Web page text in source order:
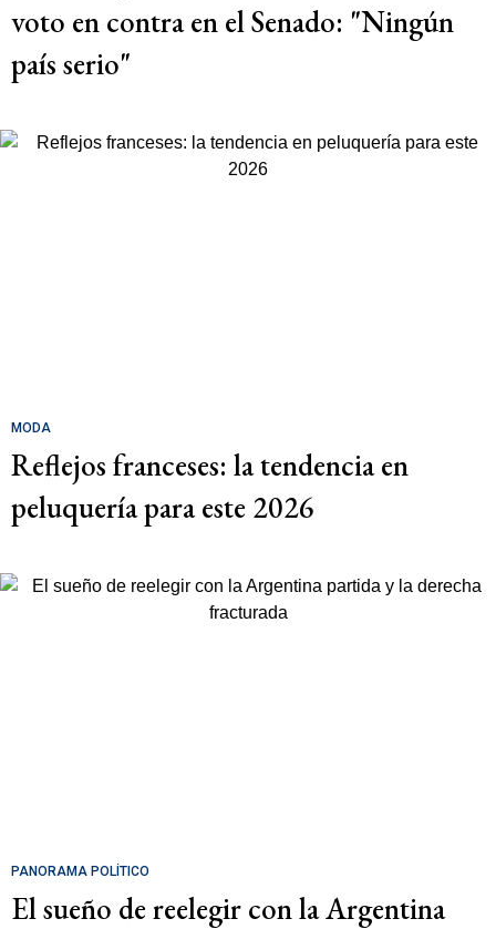
voto en contra en el Senado: "Ningún
país serio"
MODA
Reflejos franceses: la tendencia en
peluquería para este 2026
PANORAMA POLÍTICO
El sueño de reelegir con la Argentina